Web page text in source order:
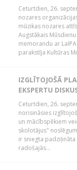
Ceturtdien, 26.
nozares
mūzikas nozares
Augstākais
memorandu ar
parakstīja Kultūras
IZGLĪTOJOŠĀ
EKSPERTU
Ceturtdien, 26.
norisināsies
un mācībspēkiem
skolotājus"
ir sniegta
radošajās...